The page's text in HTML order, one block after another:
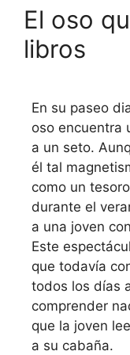
El oso
libros
En su paseo
oso encuentra
a un seto.
él tal
como un
durante el
a una joven
Este
que todavía
todos los días
comprender
que la joven
a su cabaña.